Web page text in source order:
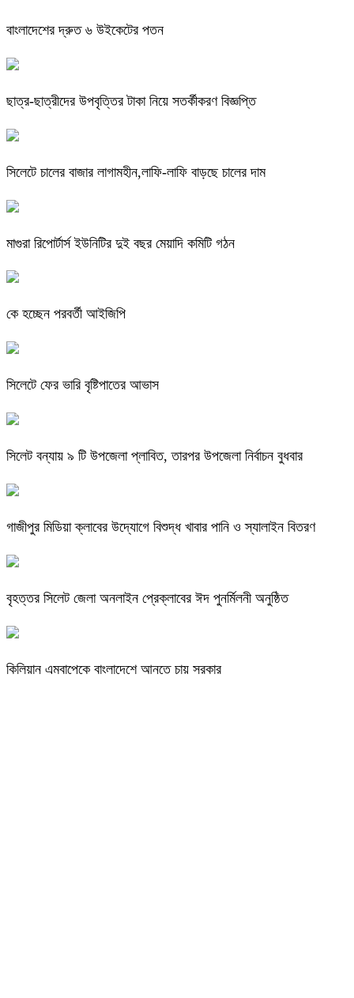
বাংলাদেশের দ্রুত ৬ উইকেটের পতন
ছাত্র-ছাত্রীদের উপবৃত্তির টাকা নিয়ে সতর্কীকরণ বিজ্ঞপ্তি
সিলেটে চালের বাজার লাগামহীন,লাফি-লাফি বাড়ছে চালের দাম
মাগুরা রিপোর্টার্স ইউনিটির দুই বছর মেয়াদি কমিটি গঠন
কে হচ্ছেন পরবর্তী আইজিপি
সিলেটে ফের ভারি বৃষ্টিপাতের আভাস
সিলেট বন্যায় ৯ টি উপজেলা প্লাবিত, তারপর উপজেলা নির্বাচন বুধবার
গাজীপুর মিডিয়া ক্লাবের উদ্যোগে বিশুদ্ধ খাবার পানি ও স্যালাইন বিতরণ
বৃহত্তর সিলেট জেলা অনলাইন প্রেক্লাবের ঈদ পুনর্মিলনী অনুষ্ঠিত
কিলিয়ান এমবাপেকে বাংলাদেশে আনতে চায় সরকার